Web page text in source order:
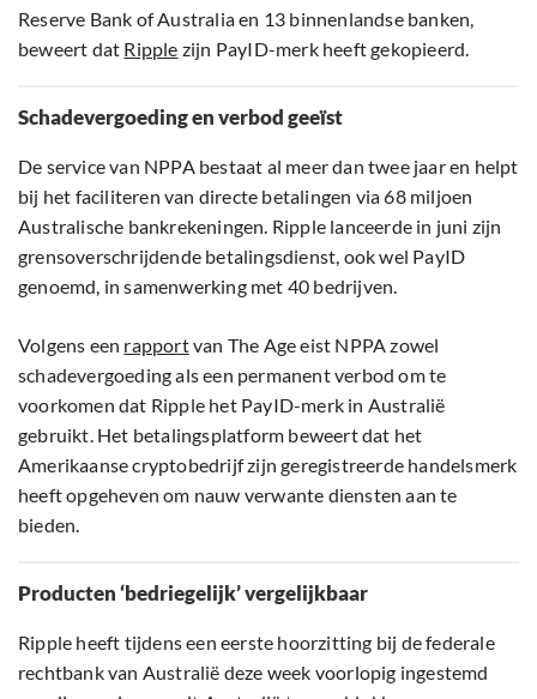
Reserve Bank of Australia en 13 binnenlandse banken,
beweert dat Ripple zijn PayID-merk heeft gekopieerd.
Schadevergoeding en verbod geeïst
De service van NPPA bestaat al meer dan twee jaar en helpt
bij het faciliteren van directe betalingen via 68 miljoen
Australische bankrekeningen. Ripple lanceerde in juni zijn
grensoverschrijdende betalingsdienst, ook wel PayID
genoemd, in samenwerking met 40 bedrijven.
Volgens een rapportvan The Age eist NPPA zowel
schadevergoeding als een permanent verbod om te
voorkomen dat Ripple het PayID-merk in Australië
gebruikt. Het betalingsplatform beweert dat het
Amerikaanse cryptobedrijf zijn geregistreerde handelsmerk
heeft opgeheven om nauw verwante diensten aan te
bieden.
Producten ‘bedriegelijk’ vergelijkbaar
Ripple heeft tijdens een eerste hoorzitting bij de federale
rechtbank van Australië deze week voorlopig ingestemd